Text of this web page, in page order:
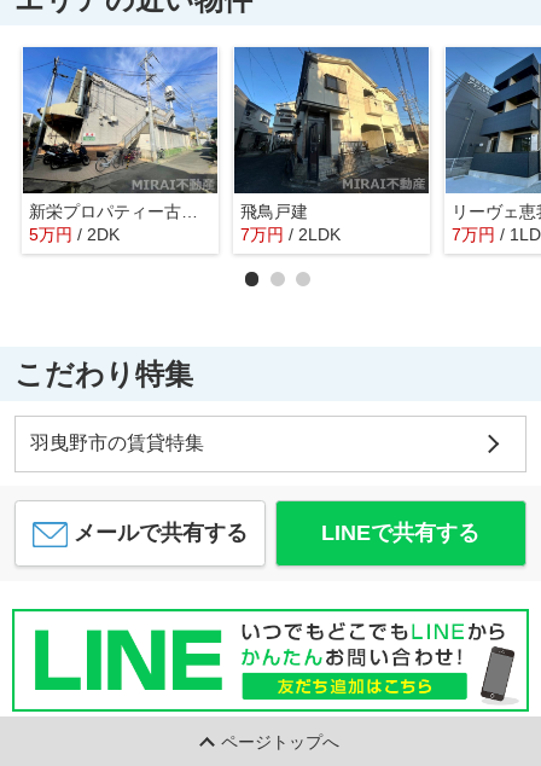
新栄プロパティー古市駅東
5万円 / 2DK
飛鳥戸建
7万円 / 2LDK
リーヴェ
7万円 /
こだわり特集
羽曳野市の賃貸特集
メールで共有する LINEで共有する
ページトップへ